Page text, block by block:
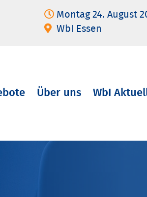
Montag 24. August
WbI Essen
Über uns WbI